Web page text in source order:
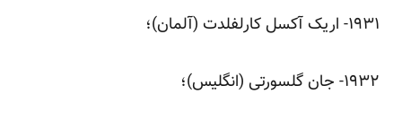
‌۱۹۳۱- اریک آکسل کارلفلدت (آلمان)؛
‌۱۹۳۲- جان گلسورتی (انگلیس)؛